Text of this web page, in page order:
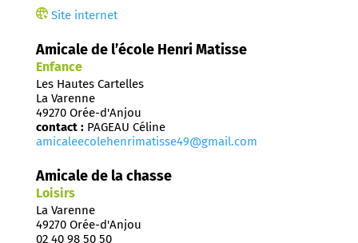
Site internet
Amicale de l’école Henri Matisse
Enfance
Les Hautes Cartelles
La Varenne
49270 Orée-d'Anjou
contact : PAGEAU Céline
amicaleecolehenrimatisse49@gmail.com
Amicale de la chasse
Loisirs
La Varenne
49270 Orée-d'Anjou
02 40 98 50 50